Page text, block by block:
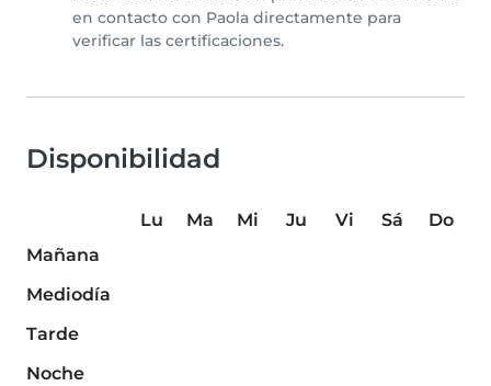
en contacto con Paola directamente para
verificar las certificaciones.
Disponibilidad
Lu Ma Mi Ju Vi Sá
Do
Mañana
Mediodía
Tarde
Noche